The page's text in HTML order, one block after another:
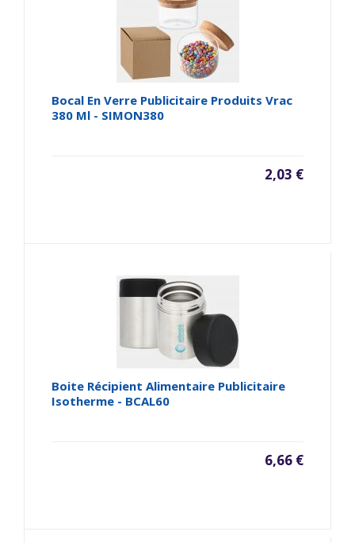
Bocal En Verre Publicitaire Produits Vrac
380 Ml - SIMON380
2,03 €
Boite Récipient Alimentaire Publicitaire
Isotherme - BCAL60
6,66 €